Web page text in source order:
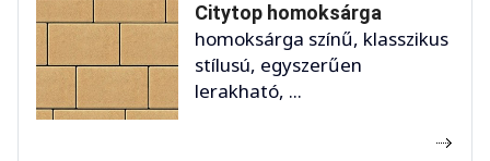
Citytop homoksárga
homoksárga színű, klasszikus
stílusú, egyszerűen
lerakható, ...